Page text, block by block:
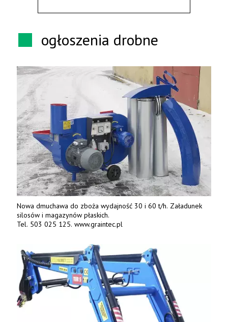
ogłoszenia drobne
Nowa dmuchawa do zboża wydajność 30 i 60 t/h. Załadunek
silosów i magazynów płaskich.
Tel. 503 025 125. www.graintec.pl